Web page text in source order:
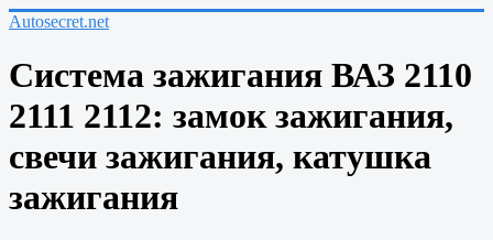
Autosecret.net
Система зажигания ВАЗ 2110
2111 2112: замок зажигания,
свечи зажигания, катушка
зажигания